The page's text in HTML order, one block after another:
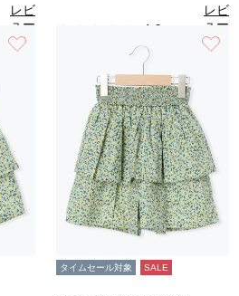
レビ
ュー
を見
る
4.0
レビ
ュー
を見
る
タイムセール対象 SALE